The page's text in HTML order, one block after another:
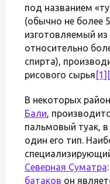
под названием
(обычно не более
изготовляемый
относительно
спирта),
рисового сырья [1]
В некоторых
Бали,
пальмовый туак,
один его тип.
Северная Суматра
батаков он